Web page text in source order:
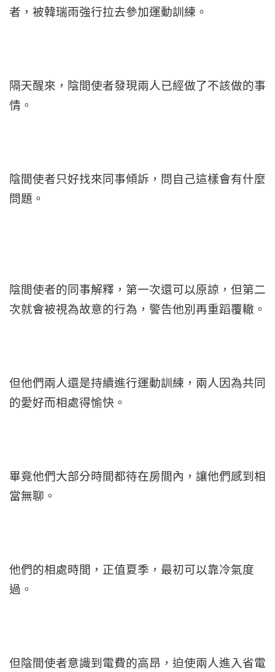
者，被韓瑞雨強行拉去參加運動訓練。
隔天醒來，陰間使者發現兩人已經做了不該做的事
情。
陰間使者只好找來同事傾訴，問自己這樣會有什麼
問題。
陰間使者的同事解釋，第一次還可以原諒，但第二
次就會被視為故意的行為，警告他別再重蹈覆轍。
但他們兩人還是持續進行運動訓練，兩人因為共同
的愛好而相處得愉快。
畢竟他們大部分時間都待在房間內，讓他們感到相
當無聊。
他們的相處時間，正值夏季，最初可以靠冷氣度
過。
但陰間使者意識到電費的高昂，迫使兩人進入省電